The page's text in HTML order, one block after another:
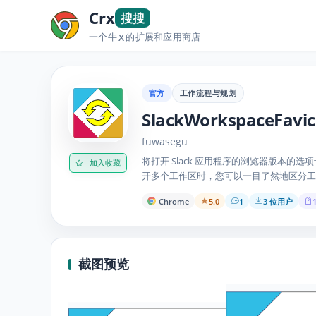
Crx 搜搜
一个牛X的扩展和应用商店
加入收藏
官方 工作流程与规划
fuwasegu
将打开 Slack 应用程序的浏览器版本的选
开多个工作区时，您可以一目了然地区分
Chrome 5.0 1 3 位用户
截图预览